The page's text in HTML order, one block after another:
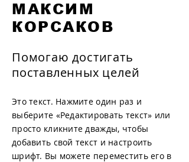
МАКСИМ
КОРСАКОВ
Помогаю достигать
поставленных целей
Это текст. Нажмите один раз и
выберите «Редактировать текст» или
просто кликните дважды, чтобы
добавить свой текст и настроить
шрифт. Вы можете переместить его в